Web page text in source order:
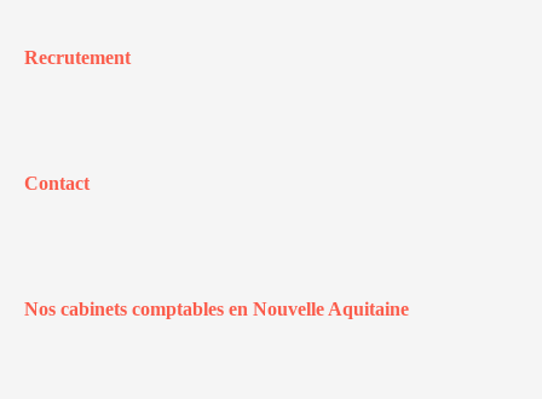
Recrutement
Contact
Nos cabinets comptables en Nouvelle Aquitaine